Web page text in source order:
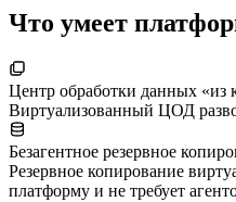
Что умеет
Центр обработки данных «из
Виртуализованный ЦОД
Безагентное резервное
Резервное копирование
платформу и не требует